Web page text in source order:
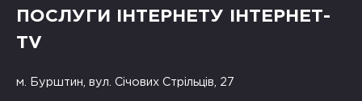
ПОСЛУГИ ІНТЕРНЕТУ ІНТЕРНЕТ-
TV
м. Бурштин, вул. Січових Стрільців, 27